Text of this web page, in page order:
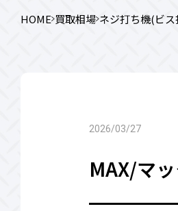
HOME 買取相場 ネジ打ち機(ビス
2026/03/27
MAX/マ